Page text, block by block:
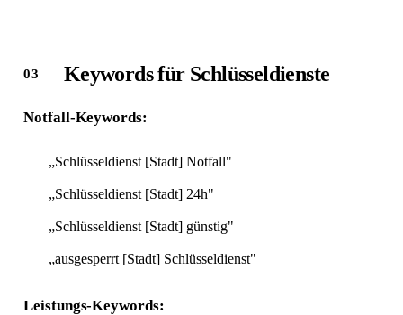
Keywords für Schlüsseldienste
Notfall-Keywords:
„Schlüsseldienst [Stadt] Notfall"
„Schlüsseldienst [Stadt] 24h"
„Schlüsseldienst [Stadt] günstig"
„ausgesperrt [Stadt] Schlüsseldienst"
Leistungs-Keywords: